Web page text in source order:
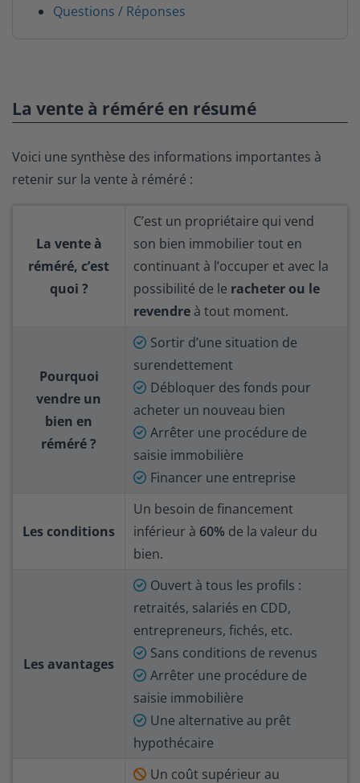
Questions / Réponses
La vente à réméré en résumé
Voici une synthèse des informations importantes à
retenir sur la vente à réméré :
La vente à
réméré, c’est
quoi ?
C’est un propriétaire qui vend
son bien immobilier tout en
continuant à l’occuper et avec la
possibilité de le racheter ou le
revendre à tout moment.
Pourquoi
vendre un
bien en
réméré ?
Sortir d’une situation de
surendettement
Débloquer des fonds pour
acheter un nouveau bien
Arrêter une procédure de
saisie immobilière
Financer une entreprise
Les conditions
Un besoin de financement
inférieur à 60% de la valeur du
bien.
Les avantages
Ouvert à tous les profils :
retraités, salariés en CDD,
entrepreneurs, fichés, etc.
Sans conditions de revenus
Arrêter une procédure de
saisie immobilière
Une alternative au prêt
hypothécaire
Un coût supérieur au